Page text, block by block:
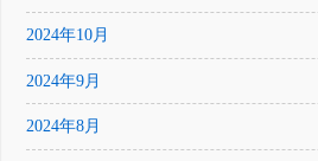
2024年10月
2024年9月
2024年8月